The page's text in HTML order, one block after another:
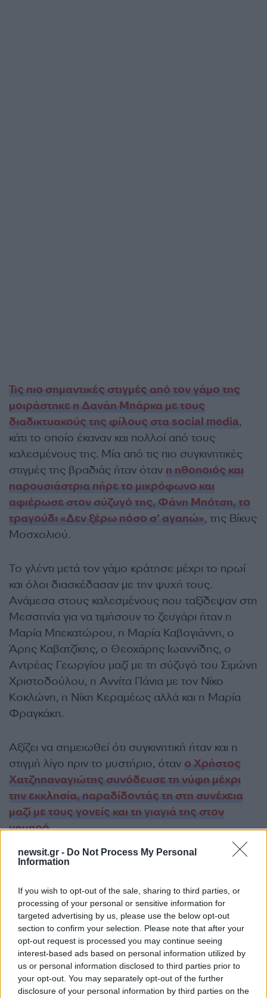
newsit.gr - Do Not Process My Personal
Information
If you wish to opt-out of the sale, sharing to third parties, or
processing of your personal or sensitive information for
targeted advertising by us, please use the below opt-out
section to confirm your selection. Please note that after your
opt-out request is processed you may continue seeing
interest-based ads based on personal information utilized by
us or personal information disclosed to third parties prior to
your opt-out. You may separately opt-out of the further
disclosure of your personal information by third parties on the
Τις πιο σημαντικές στιγμές από τον γάμο της
μοιράστηκε η Δανάη Μπάρκα με τους
διαδικτυακούς της φίλους στα social media,
κάτι το οποίο έκαναν και πολλοί από τους
καλεσμένους της. Μία από τις πιο συγκινητικές
στιγμές της βραδιάς ήταν όταν η ηθοποιός και
παρουσιάστρια πήρε το μικρόφωνο και
αφιέρωσε στον σύζυγό της, Φάνη Μπότση, το
τραγούδι «Δεν ξέρω πόσο σ’ αγαπώ», της Βίκυς
Μοσχολιού.
Το γλέντι μετά τον γάμο κράτησε μέχρι το πρωί
και όλοι διασκέδασαν με την ψυχή τους.
Ανάμεσα στους καλεσμένους που ταξίδεψαν στη
Μεσσηνία για να τιμήσουν το ζευγάρι ήταν η
Μαρία Μπεκατώρου, η Μαρία Καβογιάννη, ο
Άρης Καβατζίκης, ο Θεοχάρης Ιωαννίδης, ο
Αντρέας Γεωργίου μαζί με τη σύζυγό του Σιμώνη
Χριστοδούλου, η Αννίτα Πάνια με τον Νίκο
Κοκλώνη, η Νίκη Κεραμέως αλλά και η Μαρία
Φραγκάκη.
Αξίζει να σημειωθεί ότι συγκινητική ήταν και η
στιγμή λίγο πριν το μυστήριο, όταν ο Χρήστος
Χατζηπαναγιώτης συνόδευσε τη νύφη μέχρι
την εκκλησία, παραδίδοντάς τη στη συνέχεια
μαζί με τους γονείς και τη γιαγιά της στον
γαμπρό.
ΔΙΑΦΗΜΙΣΗ